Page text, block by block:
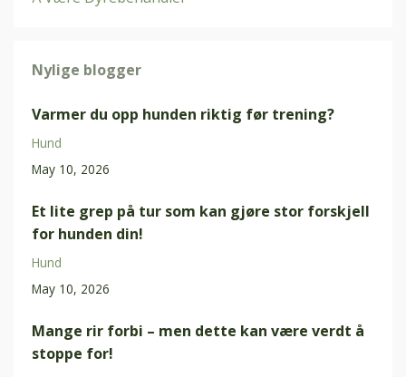
Nylige blogger
Varmer du opp hunden riktig før trening?
Hund
May 10, 2026
Et lite grep på tur som kan gjøre stor forskjell
for hunden din!
Hund
May 10, 2026
Mange rir forbi – men dette kan være verdt å
stoppe for!